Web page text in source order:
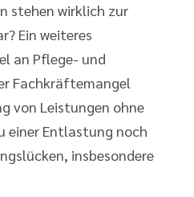
stehen wirklich zur
Ein weiteres
an Pflege- und
Fachkräftemangel
von Leistungen ohne
einer Entlastung noch
insbesondere